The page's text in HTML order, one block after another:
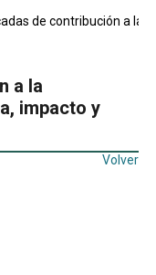
de contribución a la
a la
impacto y
Volver